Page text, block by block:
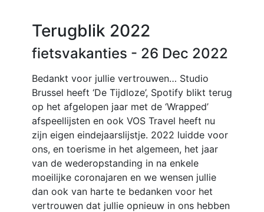
Terugblik 2022
fietsvakanties - 26 Dec 2022
Bedankt voor jullie vertrouwen… Studio
Brussel heeft ‘De Tijdloze’, Spotify blikt terug
op het afgelopen jaar met de ‘Wrapped’
afspeellijsten en ook VOS Travel heeft nu
zijn eigen eindejaarslijstje. 2022 luidde voor
ons, en toerisme in het algemeen, het jaar
van de wederopstanding in na enkele
moeilijke coronajaren en we wensen jullie
dan ook van harte te bedanken voor het
vertrouwen dat jullie opnieuw in ons hebben